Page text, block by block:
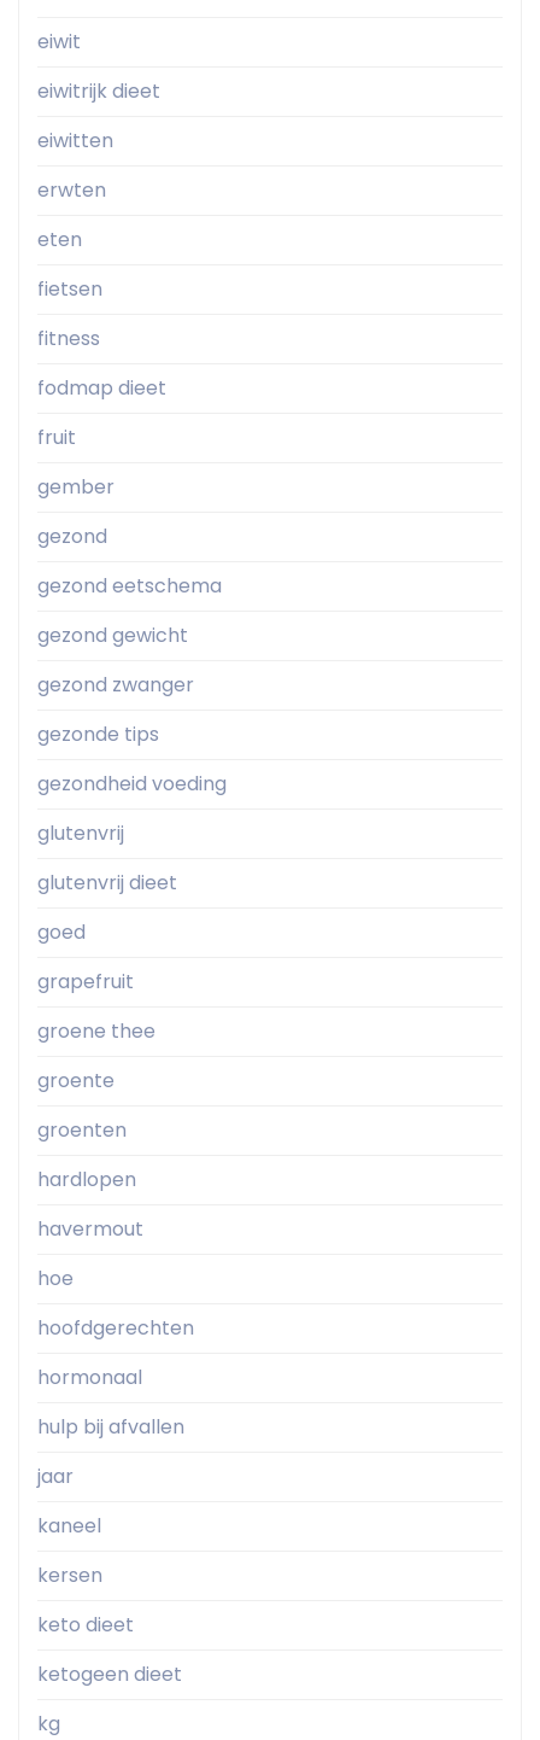
eiwit
eiwitrijk dieet
eiwitten
erwten
eten
fietsen
fitness
fodmap dieet
fruit
gember
gezond
gezond eetschema
gezond gewicht
gezond zwanger
gezonde tips
gezondheid voeding
glutenvrij
glutenvrij dieet
goed
grapefruit
groene thee
groente
groenten
hardlopen
havermout
hoe
hoofdgerechten
hormonaal
hulp bij afvallen
jaar
kaneel
kersen
keto dieet
ketogeen dieet
kg